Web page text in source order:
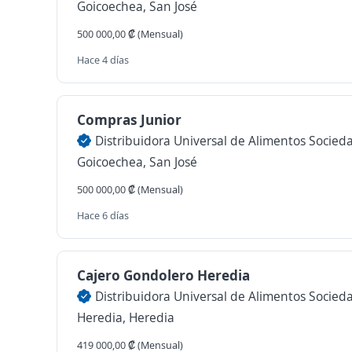
Goicoechea, San José
500 000,00 ₡ (Mensual)
Hace 4 días
Compras Junior
Goicoechea, San José
500 000,00 ₡ (Mensual)
Hace 6 días
Cajero Gondolero Heredia
Heredia, Heredia
419 000,00 ₡ (Mensual)